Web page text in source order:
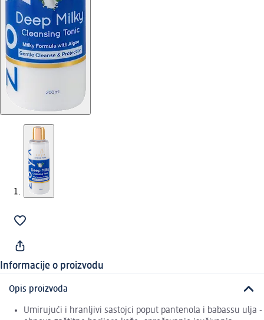
Informacije o proizvodu
Opis proizvoda
Umirujući i hranljivi sastojci poput pantenola i babassu ulja -